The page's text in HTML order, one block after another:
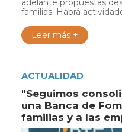
adelante propuestas
familias. Habrá
Leer más +
ACTUALIDAD
"Seguimos
una Banca de
familias y a las